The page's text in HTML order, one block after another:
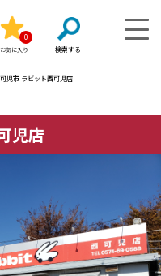
お気に入り
0
可児市 ラビット西可児店
児店